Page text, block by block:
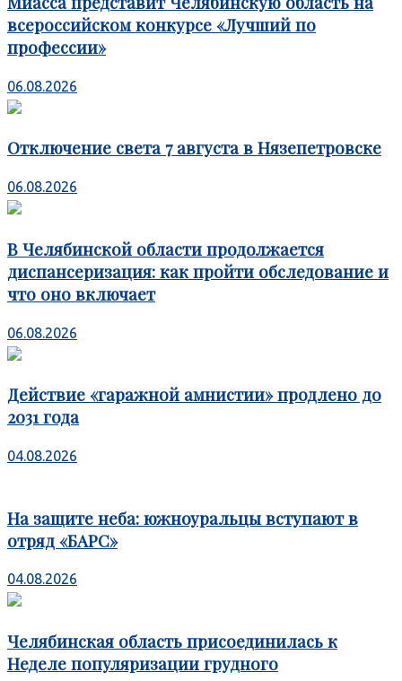
всероссийском конкурсе «Лучший по
профессии»
06.08.2026
Отключение света 7 августа в Нязепетровске
06.08.2026
В Челябинской области продолжается
диспансеризация: как пройти обследование и
что оно включает
06.08.2026
Действие «гаражной амнистии» продлено до
2031 года
04.08.2026
На защите неба: южноуральцы вступают в
отряд «БАРС»
04.08.2026
Челябинская область присоединилась к
Неделе популяризации грудного